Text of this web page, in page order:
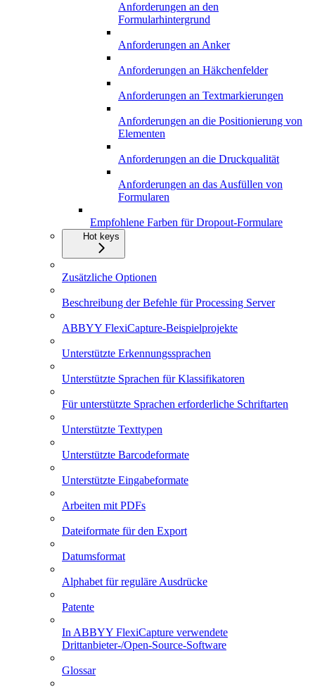
Anforderungen an den
Formularhintergrund
Anforderungen an Anker
Anforderungen an Häkchenfelder
Anforderungen an Textmarkierungen
Anforderungen an die Positionierung von
Elementen
Anforderungen an die Druckqualität
Anforderungen an das Ausfüllen von
Formularen
Empfohlene Farben für Dropout-Formulare
Hot keys
Zusätzliche Optionen
Beschreibung der Befehle für Processing Server
ABBYY FlexiCapture-Beispielprojekte
Unterstützte Erkennungssprachen
Unterstützte Sprachen für Klassifikatoren
Für unterstützte Sprachen erforderliche Schriftarten
Unterstützte Texttypen
Unterstützte Barcodeformate
Unterstützte Eingabeformate
Arbeiten mit PDFs
Dateiformate für den Export
Datumsformat
Alphabet für reguläre Ausdrücke
Patente
In ABBYY FlexiCapture verwendete
Drittanbieter-/Open-Source-Software
Glossar